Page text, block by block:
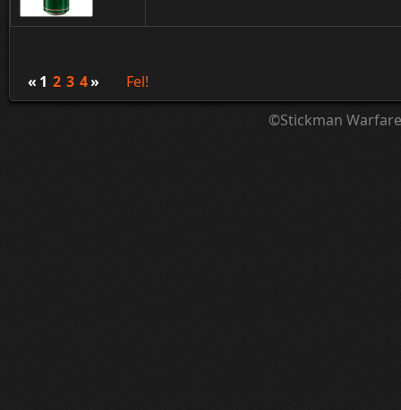
« 1 2 3 4»
Fel!
©Stickman Warfare